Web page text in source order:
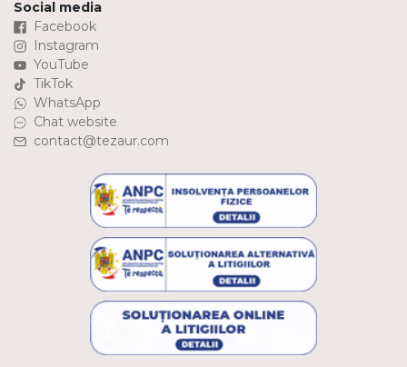
Social media
Facebook
Instagram
YouTube
TikTok
WhatsApp
Chat website
contact@tezaur.com